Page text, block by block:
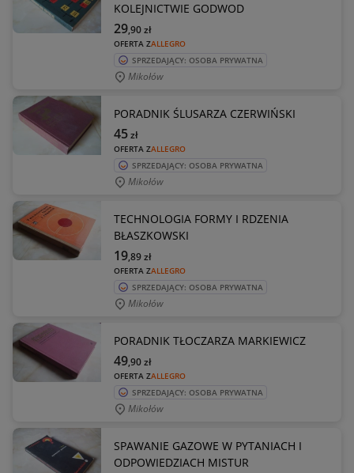
KOLEJNICTWIE GODWOD
OFERTA ZALLEGRO
29,90zł
SPRZEDAJĄCY: OSOBA PRYWATNA
Mikołów
PORADNIK ŚLUSARZA CZERWIŃSKI
OFERTA ZALLEGRO
45zł
SPRZEDAJĄCY: OSOBA PRYWATNA
Mikołów
TECHNOLOGIA FORMY I RDZENIA
BŁASZKOWSKI
OFERTA ZALLEGRO
19,89zł
SPRZEDAJĄCY: OSOBA PRYWATNA
Mikołów
PORADNIK TŁOCZARZA MARKIEWICZ
OFERTA ZALLEGRO
49,90zł
SPRZEDAJĄCY: OSOBA PRYWATNA
Mikołów
SPAWANIE GAZOWE W PYTANIACH I
ODPOWIEDZIACH MISTUR